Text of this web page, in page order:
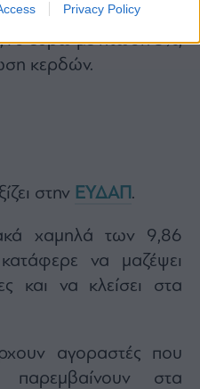
Privacy Policy
ευρώ με πτώση 3%,
κερδών.
στην ΕΥΔΑΠ .
χαμηλά των 9,86
να μαζέψει
και να κλείσει στα
αγοραστές που
παρεμβαίνουν στα